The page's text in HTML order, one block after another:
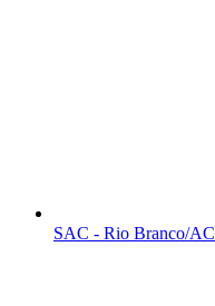
SAC - Rio Branco/AC